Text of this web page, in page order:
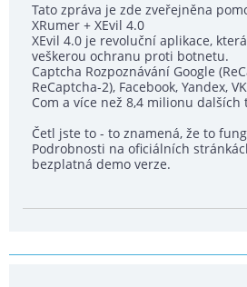
Tato zpráva je zde zveřejněna
XRumer + XEvil 4.0
XEvil 4.0 je revoluční aplikace,
veškerou ochranu proti botnetu.
Captcha Rozpoznávání Google
ReCaptcha-2), Facebook, Yandex,
Com a více než 8,4 milionu dalších
Četl jste to - to znamená, že to
Podrobnosti na oficiálních
bezplatná demo verze.